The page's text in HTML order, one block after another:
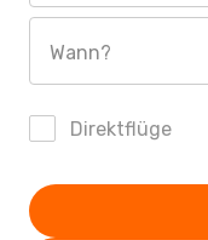
Wann?
Direktflüge